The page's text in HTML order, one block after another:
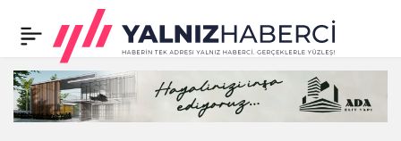
“Şehrimizin çevresine,
doğasına zarar veren
hiçbir yapıya müsaade
0